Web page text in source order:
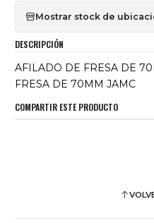
Mostrar stock de
DESCRIPCIÓN
AFILADO DE FRESA DE
FRESA DE 70MM JAMC
COMPARTIR ESTE PRODUCTO